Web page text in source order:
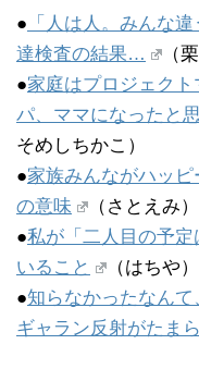
● 「人は人。みんな
達検査の結果…
（
●家庭はプロジェク
パ、ママになったと
そめしちかこ）
●家族みんながハッ
の意味
（さとえみ）
●私が「二人目の予
いること
（はちや）
●知らなかったなん
ギャラン反射がたま